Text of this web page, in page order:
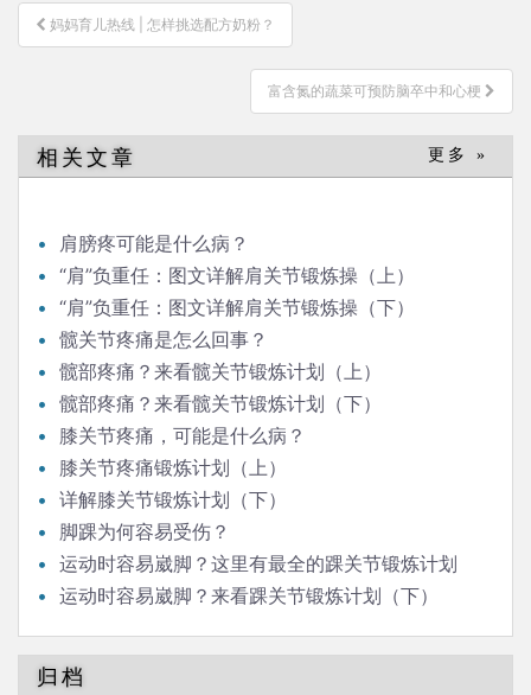
文
章
妈妈育儿热线 | 怎样挑选配方奶粉？
​富含氮的蔬菜可预防脑卒中和心梗
相关文章 更多 »
肩膀疼可能是什么病？
“肩”负重任：图文详解肩关节锻炼操（上）
“肩”负重任：图文详解肩关节锻炼操（下）
髋关节疼痛是怎么回事？
髋部疼痛？来看髋关节锻炼计划（上）
髋部疼痛？来看髋关节锻炼计划（下）
膝关节疼痛，可能是什么病？
膝关节疼痛锻炼计划（上）
详解膝关节锻炼计划（下）
脚踝为何容易受伤？
运动时容易崴脚？这里有最全的踝关节锻炼计划
（上）
运动时容易崴脚？来看踝关节锻炼计划（下）
归档